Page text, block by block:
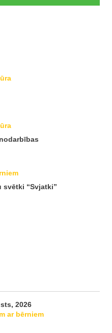
svētki “Svjatki”
2026
ar bērniem